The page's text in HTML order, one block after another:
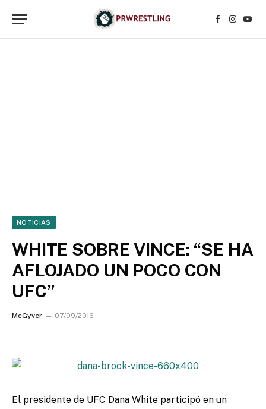
Facebook
NOTICIAS
WHITE SOBRE VINCE: “SE HA
AFLOJADO UN POCO CON
UFC”
McGyver 07/09/2016
El presidente de UFC Dana White participó en un